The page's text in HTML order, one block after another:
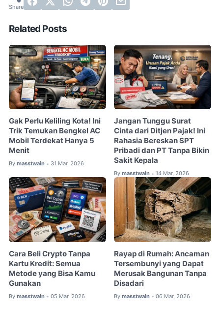
Related Posts
Gak Perlu Keliling Kota! Ini
Trik Temukan Bengkel AC
Mobil Terdekat Hanya 5
Menit
By masstwain • 31 Mar, 2026
Jangan Tunggu Surat
Cinta dari Ditjen Pajak! Ini
Rahasia Bereskan SPT
Pribadi dan PT Tanpa Bikin
Sakit Kepala
By masstwain • 14 Mar, 2026
Cara Beli Crypto Tanpa
Kartu Kredit: Semua
Metode yang Bisa Kamu
Gunakan
By masstwain • 05 Mar, 2026
Rayap di Rumah: Ancaman
Tersembunyi yang Dapat
Merusak Bangunan Tanpa
Disadari
By masstwain • 06 Mar, 2026